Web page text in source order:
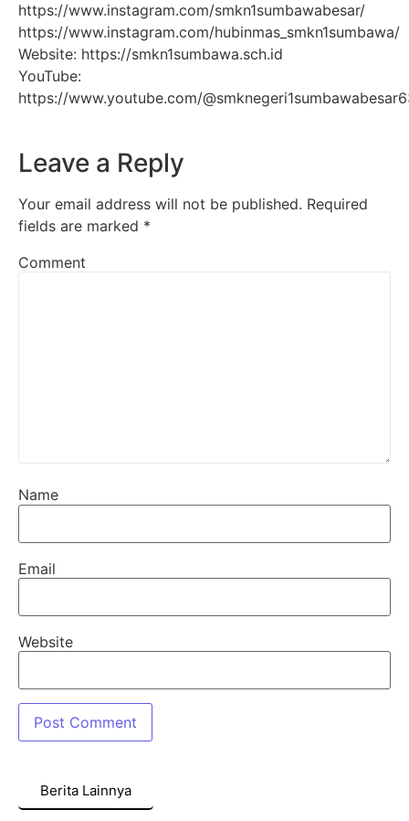
https://www.instagram.com/smkn1sumbawabesar/
https://www.instagram.com/hubinmas_smkn1sumbawa/
Website: https://smkn1sumbawa.sch.id
YouTube:
https://www.youtube.com/
Leave a Reply
Your email address will not be published. Required
fields are marked *
Comment
Name
Email
Website
Berita Lainnya